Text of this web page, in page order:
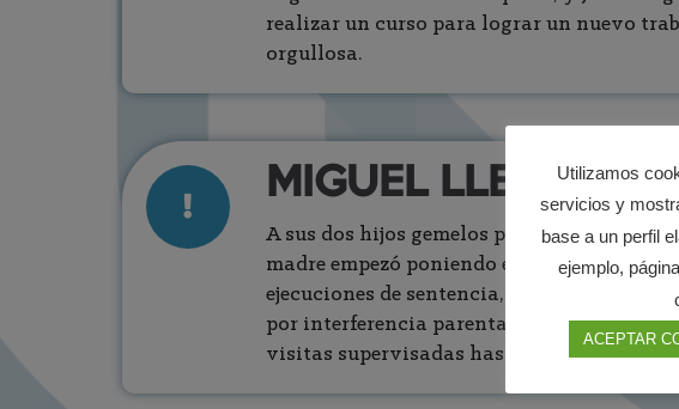
realizar un curso para lograr un nuevo
orgullosa.
MIGUEL LLEVABA
A sus dos hijos gemelos pese a una
madre empezó poniendo excusas para no
ejecuciones de sentencia, y solicitud de
por interferencia parental. Ahora Miguel
visitas supervisadas hasta reconstruir
Utilizamos
servicios y
base a un perfil
ejemplo,
ACEPTAR